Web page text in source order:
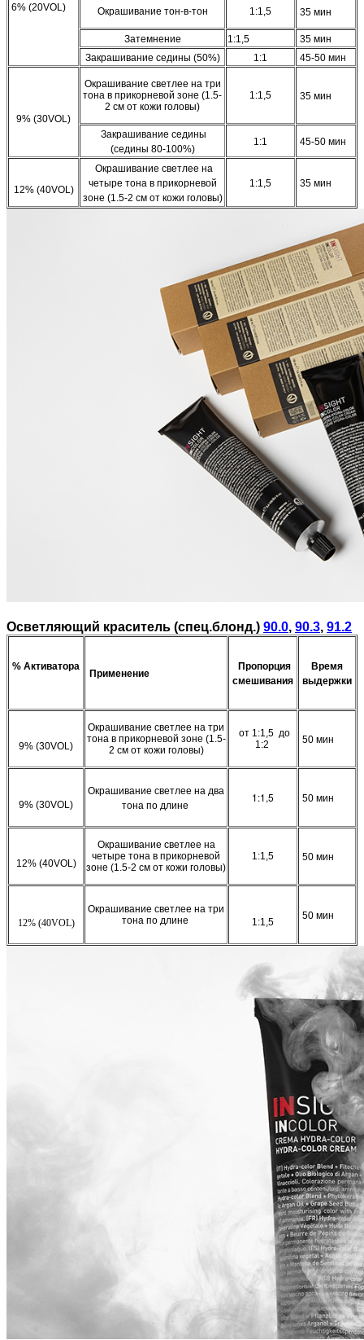
6% (20VOL) Окрашивание тон-в-тон 1:1,5 35 мин
Затемнение 1:1,5
35 мин
Закрашивание седины (50%)
1:1 45-50 мин
9% (30VOL)
Окрашивание светлее на три
тона в прикорневой зоне (1.5-
2 см от кожи головы)
1:1,5 35 мин
Закрашивание седины
(седины 80-100%)
1:1 45-50 мин
12% (40VOL)
Окрашивание светлее на
четыре тона в прикорневой
зоне (1.5-2 см от кожи головы)
1:1,5 35 мин
Осветляющий краситель (спец.блонд.) 90.0, 90.3, 91.2
% Активатора
Применение
Пропорция
смешивания
Время
выдержки
9% (30VOL)
Окрашивание светлее на три
тона в прикорневой зоне (1.5-
2 см от кожи головы)
от 1:1,5 до
1:2
50 мин
9% (30VOL)
Окрашивание светлее на два
тона по длине
1:1,5 50 мин
12% (40VOL)
Окрашивание светлее на
четыре тона в прикорневой
зоне (1.5-2 см от кожи головы)
1:1,5 50 мин
12% (40VOL)
Окрашивание светлее на три
тона по длине
1:1,5
50 мин